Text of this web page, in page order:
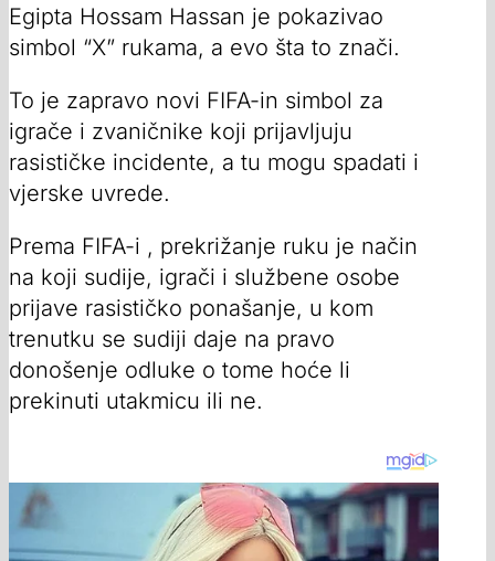
Egipta Hossam Hassan je pokazivao
simbol “X” rukama, a evo šta to znači.
To je zapravo novi FIFA-in simbol za
igrače i zvaničnike koji prijavljuju
rasističke incidente, a tu mogu spadati i
vjerske uvrede.
Prema FIFA-i , prekrižanje ruku je način
na koji sudije, igrači i službene osobe
prijave rasističko ponašanje, u kom
trenutku se sudiji daje na pravo
donošenje odluke o tome hoće li
prekinuti utakmicu ili ne.